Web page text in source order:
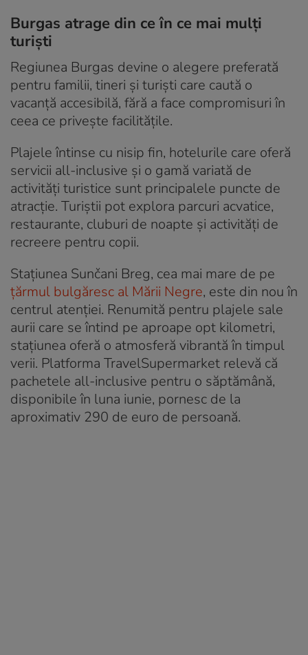
Burgas atrage din ce în ce mai mulți
turiști
Regiunea Burgas devine o alegere preferată
pentru familii, tineri și turiști care caută o
vacanță accesibilă, fără a face compromisuri în
ceea ce privește facilitățile.
Plajele întinse cu nisip fin, hotelurile care oferă
servicii all-inclusive și o gamă variată de
activități turistice sunt principalele puncte de
atracție. Turiștii pot explora parcuri acvatice,
restaurante, cluburi de noapte și activități de
recreere pentru copii.
Stațiunea Sunčani Breg, cea mai mare de pe
țărmul bulgăresc al Mării Negre, este din nou în
centrul atenției. Renumită pentru plajele sale
aurii care se întind pe aproape opt kilometri,
stațiunea oferă o atmosferă vibrantă în timpul
verii. Platforma TravelSupermarket relevă că
pachetele all-inclusive pentru o săptămână,
disponibile în luna iunie, pornesc de la
aproximativ 290 de euro de persoană.